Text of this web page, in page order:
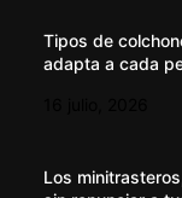
Tipos de
adapta a cada
Los